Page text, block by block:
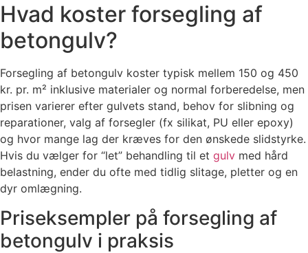
Hvad koster forsegling af
betongulv?
Forsegling af betongulv koster typisk mellem 150 og 450
kr. pr. m² inklusive materialer og normal forberedelse, men
prisen varierer efter gulvets stand, behov for slibning og
reparationer, valg af forsegler (fx silikat, PU eller epoxy)
og hvor mange lag der kræves for den ønskede slidstyrke.
Hvis du vælger for “let” behandling til et gulv med hård
belastning, ender du ofte med tidlig slitage, pletter og en
dyr omlægning.
Priseksempler på forsegling af
betongulv i praksis